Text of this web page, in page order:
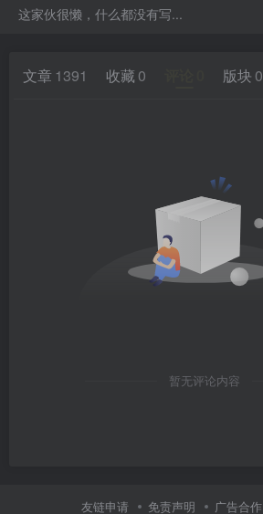
这家伙很懒，什么都没有写...
文章 1391 收藏 0 版块 0
暂无评论内容
友链申请 免责声明 广告合作